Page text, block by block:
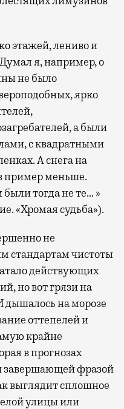
этажей, лениво и
я, например, о
не было
ярко
а были
с квадратными
А снега на
пример меньше.
тогда не те… »
«Хромая судьба»).
не
стандартам чистоты
действующих
но вот грязи на
дышалось на морозе
оттепелей и
крайне
в прогнозах
завершающей фразой
выглядит сплошное
улицы или